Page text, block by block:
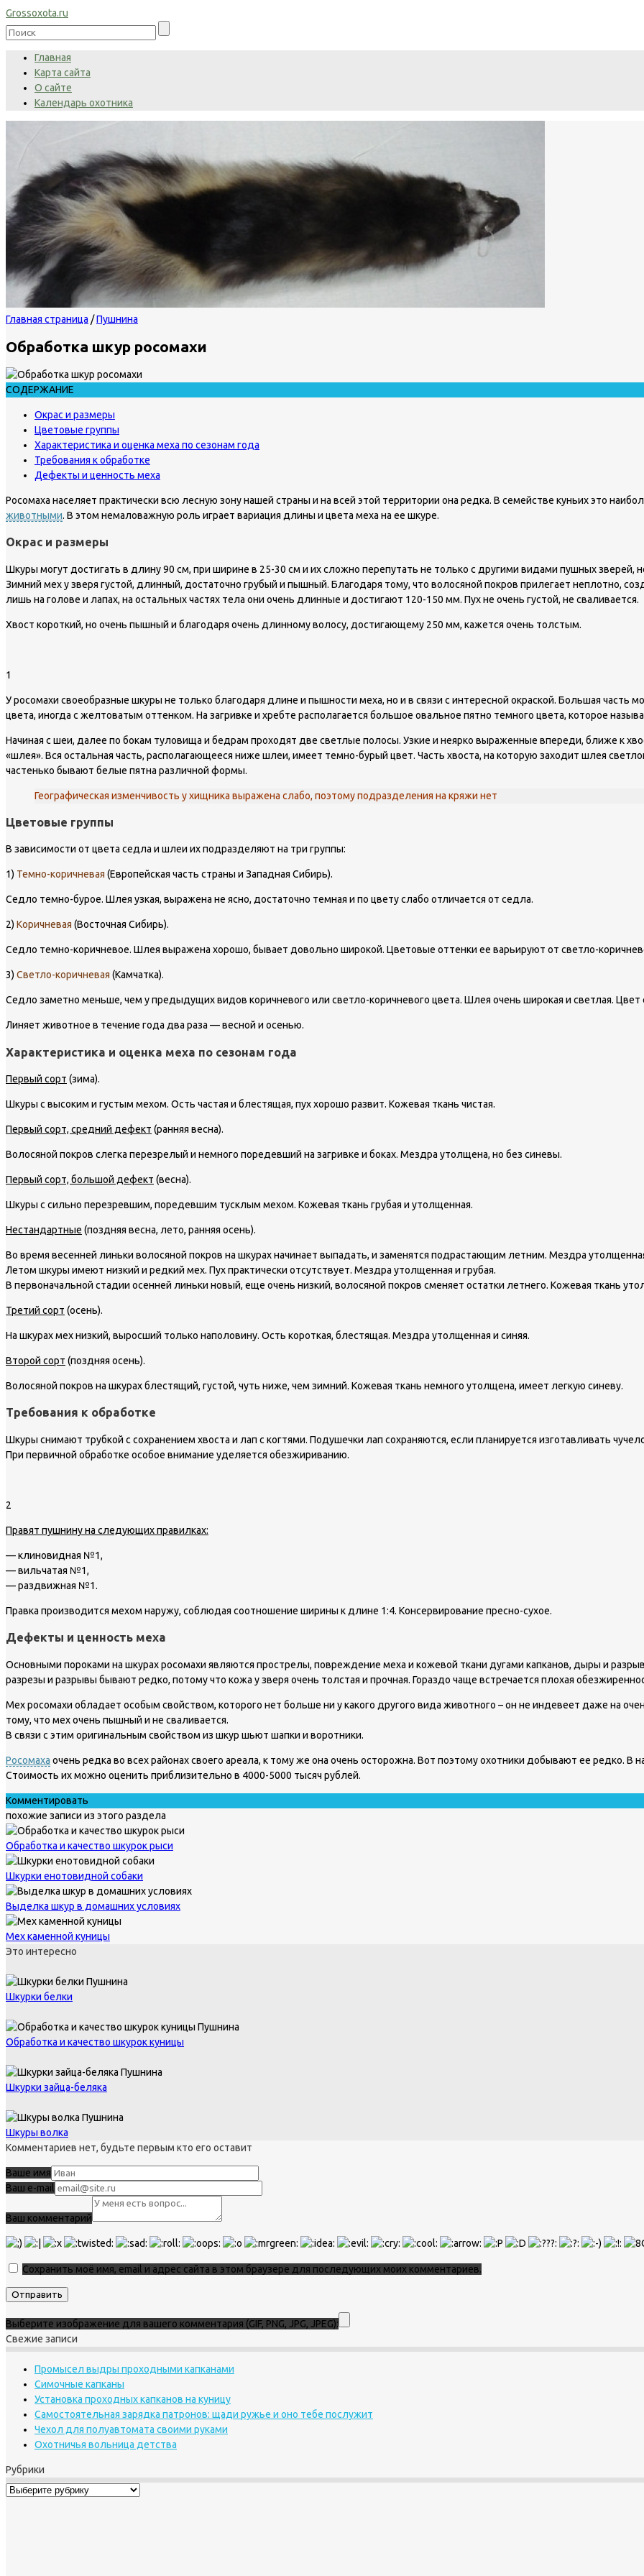
Grossoxota.ru
Главная
Карта сайта
О сайте
Календарь охотника
Главная страница /Пушнина
Обработка шкур росомахи
СОДЕРЖАНИЕ
Окрас и размеры
Цветовые группы
Характеристика и оценка меха по сезонам года
Требования к обработке
Дефекты и ценность меха
Росомаха населяет практически всю лесную зону нашей страны и на всей этой территории она редка. В семействе куньих это
животными. В этом немаловажную роль играет вариация длины и цвета меха на ее шкуре.
Окрас и размеры
Шкуры могут достигать в длину 90 см, при ширине в 25-30 см и их сложно перепутать не только с другими видами пушных зверей,
Зимний мех у зверя густой, длинный, достаточно грубый и пышный. Благодаря тому, что волосяной покров прилегает неплотно,
лишь на голове и лапах, на остальных частях тела они очень длинные и достигают 120-150 мм. Пух не очень густой, не сваливается.
Хвост короткий, но очень пышный и благодаря очень длинному волосу, достигающему 250 мм, кажется очень толстым.
1
У росомахи своеобразные шкуры не только благодаря длине и пышности меха, но и в связи с интересной окраской. Большая часть
цвета, иногда с желтоватым оттенком. На загривке и хребте располагается большое овальное пятно темного цвета, которое
Начиная с шеи, далее по бокам туловища и бедрам проходят две светлые полосы. Узкие и неярко выраженные впереди, ближе к
«шлея». Вся остальная часть, располагающееся ниже шлеи, имеет темно-бурый цвет. Часть хвоста, на которую заходит шлея
частенько бывают белые пятна различной формы.
Географическая изменчивость у хищника выражена слабо, поэтому подразделения на кряжи нет
Цветовые группы
В зависимости от цвета седла и шлеи их подразделяют на три группы:
1) Темно-коричневая (Европейская часть страны и Западная Сибирь).
Седло темно-бурое. Шлея узкая, выражена не ясно, достаточно темная и по цвету слабо отличается от седла.
2) Коричневая (Восточная Сибирь).
Седло темно-коричневое. Шлея выражена хорошо, бывает довольно широкой. Цветовые оттенки ее варьируют от светло-
3) Светло-коричневая (Камчатка).
Седло заметно меньше, чем у предыдущих видов коричневого или светло-коричневого цвета. Шлея очень широкая и светлая.
Линяет животное в течение года два раза — весной и осенью.
Характеристика и оценка меха по сезонам года
Первый сорт (зима).
Шкуры с высоким и густым мехом. Ость частая и блестящая, пух хорошо развит. Кожевая ткань чистая.
Первый сорт, средний дефект (ранняя весна).
Волосяной покров слегка перезрелый и немного поредевший на загривке и боках. Мездра утолщена, но без синевы.
Первый сорт, большой дефект (весна).
Шкуры с сильно перезревшим, поредевшим тусклым мехом. Кожевая ткань грубая и утолщенная.
Нестандартные (поздняя весна, лето, ранняя осень).
Во время весенней линьки волосяной покров на шкурах начинает выпадать, и заменятся подрастающим летним. Мездра
Летом шкуры имеют низкий и редкий мех. Пух практически отсутствует. Мездра утолщенная и грубая.
В первоначальной стадии осенней линьки новый, еще очень низкий, волосяной покров сменяет остатки летнего. Кожевая ткань
Третий сорт (осень).
На шкурах мех низкий, выросший только наполовину. Ость короткая, блестящая. Мездра утолщенная и синяя.
Второй сорт (поздняя осень).
Волосяной покров на шкурах блестящий, густой, чуть ниже, чем зимний. Кожевая ткань немного утолщена, имеет легкую синеву.
Требования к обработке
Шкуры снимают трубкой с сохранением хвоста и лап с когтями. Подушечки лап сохраняются, если планируется изготавливать
При первичной обработке особое внимание уделяется обезжириванию.
2
Правят пушнину на следующих правилках:
— клиновидная №1,
— вильчатая №1,
— раздвижная №1.
Правка производится мехом наружу, соблюдая соотношение ширины к длине 1:4. Консервирование пресно-сухое.
Дефекты и ценность меха
Основными пороками на шкурах росомахи являются прострелы, повреждение меха и кожевой ткани дугами капканов, дыры и
разрезы и разрывы бывают редко, потому что кожа у зверя очень толстая и прочная. Гораздо чаще встречается плохая
Мех росомахи обладает особым свойством, которого нет больше ни у какого другого вида животного – он не индевеет даже на
тому, что мех очень пышный и не сваливается.
В связи с этим оригинальным свойством из шкур шьют шапки и воротники.
Росомаха очень редка во всех районах своего ареала, к тому же она очень осторожна. Вот поэтому охотники добывают ее редко.
Стоимость их можно оценить приблизительно в 4000-5000 тысяч рублей.
Комментировать
похожие записи из этого раздела
Обработка и качество шкурок рыси
Шкурки енотовидной собаки
Выделка шкур в домашних условиях
Мех каменной куницы
Это интересно
Пушнина
Шкурки белки
Пушнина
Обработка и качество шкурок куницы
Пушнина
Шкурки зайца-беляка
Пушнина
Шкуры волка
Комментариев нет, будьте первым кто его оставит
Ваше имя
Ваш e-mail
Ваш комментарий
Сохранить моё имя, email и адрес сайта в этом браузере для последующих моих комментариев.
Выберите изображение для вашего комментария (GIF, PNG, JPG, JPEG):
Свежие записи
Промысел выдры проходными капканами
Симочные капканы
Установка проходных капканов на куницу
Самостоятельная зарядка патронов: щади ружье и оно тебе послужит
Чехол для полуавтомата своими руками
Охотничья вольница детства
Рубрики
Рубрики